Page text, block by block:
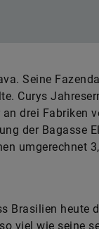
Seine
Curys
drei Fabriken
der Bagasse
umgerechnet
Brasilien heute
viel wie seine